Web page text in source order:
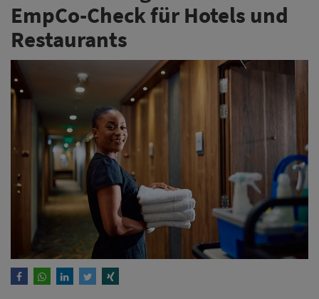
EmpCo-Check für Hotels und
Restaurants